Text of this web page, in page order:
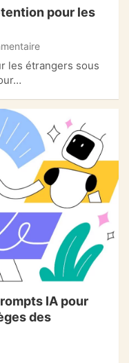
pour les
les étrangers sous
IA pour
des